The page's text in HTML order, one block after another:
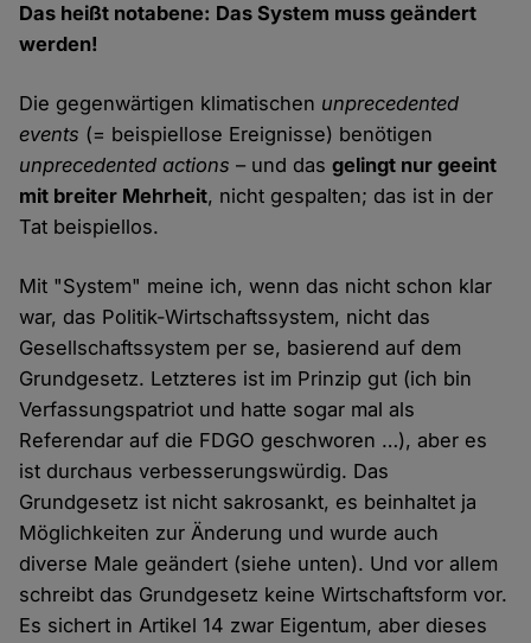
Das heißt notabene: Das System muss geändert
werden!
Die gegenwärtigen klimatischen unprecedented
events (= beispiellose Ereignisse) benötigen
unprecedented actions – und dasgelingt nur geeint
mit breiter Mehrheit, nicht gespalten; das ist in der
Tat beispiellos.
Mit "System" meine ich, wenn das nicht schon klar
war, das Politik-Wirtschaftssystem, nicht das
Gesellschaftssystem per se, basierend auf dem
Grundgesetz. Letzteres ist im Prinzip gut (ich bin
Verfassungspatriot und hatte sogar mal als
Referendar auf die FDGO geschworen …), aber es
ist durchaus verbesserungswürdig. Das
Grundgesetz ist nicht sakrosankt, es beinhaltet ja
Möglichkeiten zur Änderung und wurde auch
diverse Male geändert (siehe unten). Und vor allem
schreibt das Grundgesetz keine Wirtschaftsform vor.
Es sichert in Artikel 14 zwar Eigentum, aber dieses